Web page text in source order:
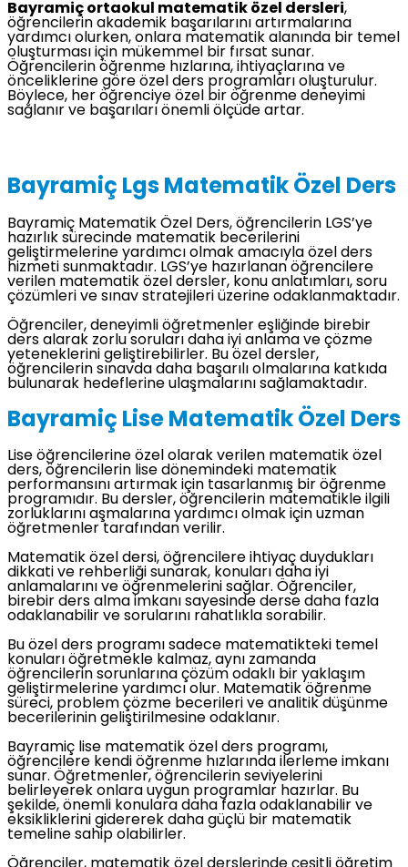
Bayramiç ortaokul matematik özel dersleri,
öğrencilerin akademik başarılarını artırmalarına
yardımcı olurken, onlara matematik alanında bir temel
oluşturması için mükemmel bir fırsat sunar.
Öğrencilerin öğrenme hızlarına, ihtiyaçlarına ve
önceliklerine göre özel ders programları oluşturulur.
Böylece, her öğrenciye özel bir öğrenme deneyimi
sağlanır ve başarıları önemli ölçüde artar.
Bayramiç Lgs Matematik Özel Ders
Bayramiç Matematik Özel Ders, öğrencilerin LGS’ye
hazırlık sürecinde matematik becerilerini
geliştirmelerine yardımcı olmak amacıyla özel ders
hizmeti sunmaktadır. LGS’ye hazırlanan öğrencilere
verilen matematik özel dersler, konu anlatımları, soru
çözümleri ve sınav stratejileri üzerine odaklanmaktadır.
Öğrenciler, deneyimli öğretmenler eşliğinde birebir
ders alarak zorlu soruları daha iyi anlama ve çözme
yeteneklerini geliştirebilirler. Bu özel dersler,
öğrencilerin sınavda daha başarılı olmalarına katkıda
bulunarak hedeflerine ulaşmalarını sağlamaktadır.
Bayramiç Lise Matematik Özel Ders
Lise öğrencilerine özel olarak verilen matematik özel
ders, öğrencilerin lise dönemindeki matematik
performansını artırmak için tasarlanmış bir öğrenme
programıdır. Bu dersler, öğrencilerin matematikle ilgili
zorluklarını aşmalarına yardımcı olmak için uzman
öğretmenler tarafından verilir.
Matematik özel dersi, öğrencilere ihtiyaç duydukları
dikkati ve rehberliği sunarak, konuları daha iyi
anlamalarını ve öğrenmelerini sağlar. Öğrenciler,
birebir ders alma imkanı sayesinde derse daha fazla
odaklanabilir ve sorularını rahatlıkla sorabilir.
Bu özel ders programı sadece matematikteki temel
konuları öğretmekle kalmaz, aynı zamanda
öğrencilerin sorunlarına çözüm odaklı bir yaklaşım
geliştirmelerine yardımcı olur. Matematik öğrenme
süreci, problem çözme becerileri ve analitik düşünme
becerilerinin geliştirilmesine odaklanır.
Bayramiç lise matematik özel ders programı,
öğrencilere kendi öğrenme hızlarında ilerleme imkanı
sunar. Öğretmenler, öğrencilerin seviyelerini
belirleyerek onlara uygun programlar hazırlar. Bu
şekilde, önemli konulara daha fazla odaklanabilir ve
eksikliklerini gidererek daha güçlü bir matematik
temeline sahip olabilirler.